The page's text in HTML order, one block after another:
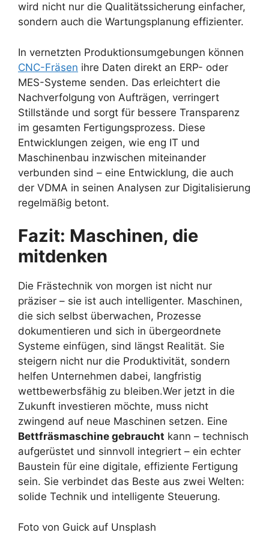
wird nicht nur die Qualitätssicherung einfacher,
sondern auch die Wartungsplanung effizienter.
In vernetzten Produktionsumgebungen können
CNC-Fräsen ihre Daten direkt an ERP- oder
MES-Systeme senden. Das erleichtert die
Nachverfolgung von Aufträgen, verringert
Stillstände und sorgt für bessere Transparenz
im gesamten Fertigungsprozess. Diese
Entwicklungen zeigen, wie eng IT und
Maschinenbau inzwischen miteinander
verbunden sind – eine Entwicklung, die auch
der VDMA in seinen Analysen zur Digitalisierung
regelmäßig betont.
Fazit: Maschinen, die
mitdenken
Die Frästechnik von morgen ist nicht nur
präziser – sie ist auch intelligenter. Maschinen,
die sich selbst überwachen, Prozesse
dokumentieren und sich in übergeordnete
Systeme einfügen, sind längst Realität. Sie
steigern nicht nur die Produktivität, sondern
helfen Unternehmen dabei, langfristig
wettbewerbsfähig zu bleiben.Wer jetzt in die
Zukunft investieren möchte, muss nicht
zwingend auf neue Maschinen setzen. Eine
Bettfräsmaschine gebraucht kann – technisch
aufgerüstet und sinnvoll integriert – ein echter
Baustein für eine digitale, effiziente Fertigung
sein. Sie verbindet das Beste aus zwei Welten:
solide Technik und intelligente Steuerung.
Foto von Guick auf Unsplash